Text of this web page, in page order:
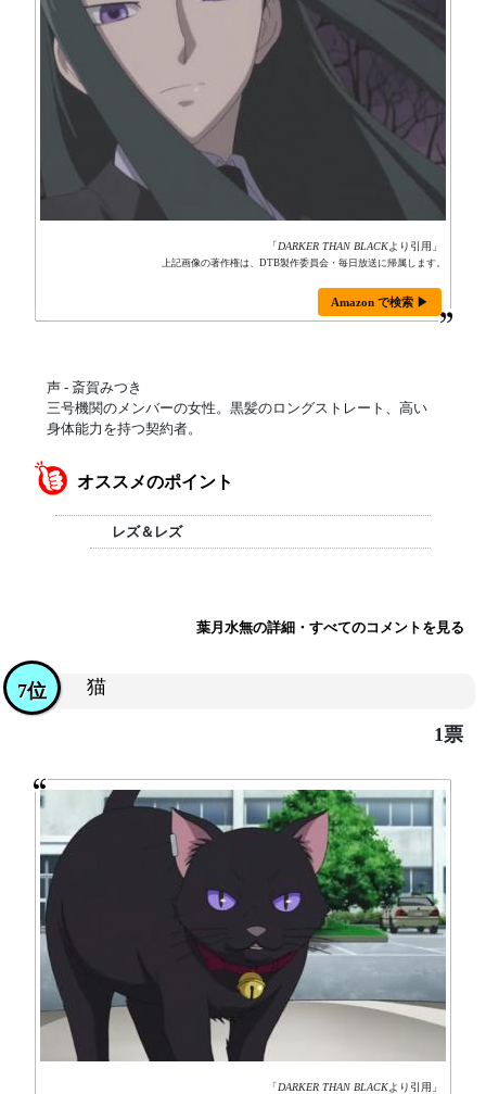
「DARKER THAN BLACKより引用」
上記画像の著作権は、DTB製作委員会・毎日放送に帰属します。
Amazon で検索 ▶
声 - 斎賀みつき
三号機関のメンバーの女性。黒髪のロングストレート、高い
身体能力を持つ契約者。
オススメのポイント
レズ＆レズ
葉月水無の詳細・すべてのコメントを見る
猫
7位
1票
「DARKER THAN BLACKより引用」